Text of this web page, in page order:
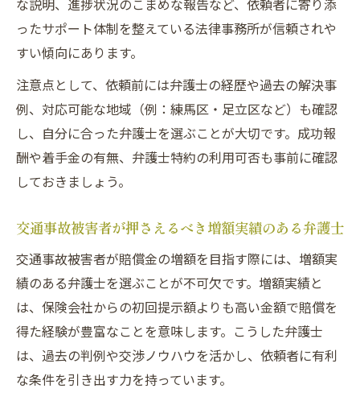
な説明、進捗状況のこまめな報告など、依頼者に寄り添
ったサポート体制を整えている法律事務所が信頼されや
すい傾向にあります。
注意点として、依頼前には弁護士の経歴や過去の解決事
例、対応可能な地域（例：練馬区・足立区など）も確認
し、自分に合った弁護士を選ぶことが大切です。成功報
酬や着手金の有無、弁護士特約の利用可否も事前に確認
しておきましょう。
交通事故被害者が押さえるべき増額実績のある弁護士
交通事故被害者が賠償金の増額を目指す際には、増額実
績のある弁護士を選ぶことが不可欠です。増額実績と
は、保険会社からの初回提示額よりも高い金額で賠償を
得た経験が豊富なことを意味します。こうした弁護士
は、過去の判例や交渉ノウハウを活かし、依頼者に有利
な条件を引き出す力を持っています。